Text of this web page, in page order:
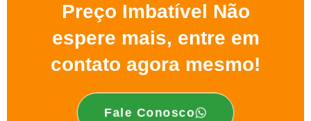
Preço Imbatível Não
espere mais, entre em
contato agora mesmo!
Fale Conosco